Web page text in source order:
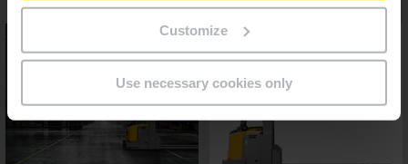
Customize
Use necessary cookies only